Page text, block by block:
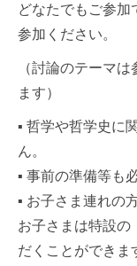
どなたでもご参
参加ください。
（討論のテーマ
ま す）
▪ 哲学や哲学史に
ん。
▪ 事前の準備等も
▪ お子さま連れの
お子さまは特設の
だくこ とができま